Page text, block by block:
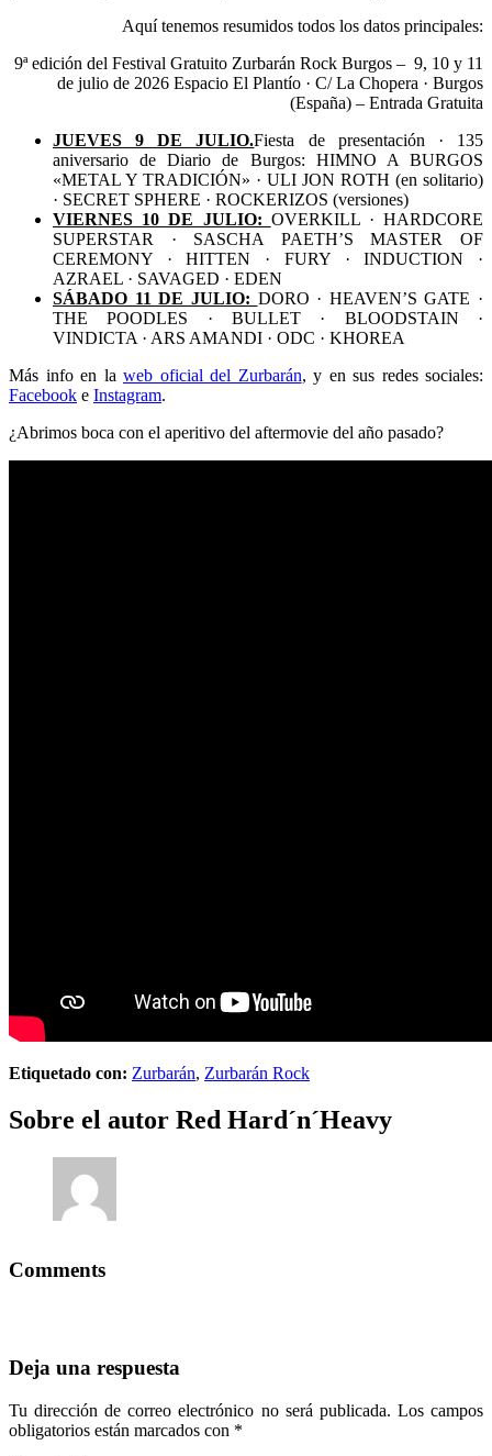
Aquí tenemos resumidos todos los datos principales:
9ª edición del Festival Gratuito Zurbarán Rock Burgos – 9, 10 y 11
de julio de 2026 Espacio El Plantío · C/ La Chopera · Burgos
(España) – Entrada Gratuita
JUEVES 9 DE JULIO.Fiesta de presentación · 135
aniversario de Diario de Burgos: HIMNO A BURGOS
«METAL Y TRADICIÓN» · ULI JON ROTH (en solitario)
· SECRET SPHERE · ROCKERIZOS (versiones)
VIERNES 10 DE JULIO: OVERKILL · HARDCORE
SUPERSTAR · SASCHA PAETH’S MASTER OF
CEREMONY · HITTEN · FURY · INDUCTION ·
AZRAEL · SAVAGED · EDEN
SÁBADO 11 DE JULIO: DORO · HEAVEN’S GATE ·
THE POODLES · BULLET · BLOODSTAIN ·
VINDICTA · ARS AMANDI · ODC · KHOREA
Más info en la web oficial del Zurbarán, y en sus redes sociales:
Facebook e Instagram.
¿Abrimos boca con el aperitivo del aftermovie del año pasado?
Etiquetado con: Zurbarán, Zurbarán Rock
Sobre el autor Red Hard´n´Heavy
Comments
Deja una respuesta
Tu dirección de correo electrónico no será publicada. Los campos
obligatorios están marcados con *